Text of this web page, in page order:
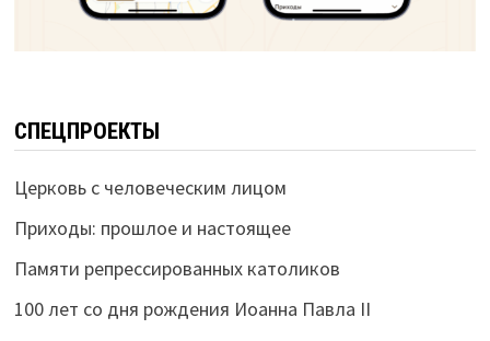
СПЕЦПРОЕКТЫ
Церковь с человеческим лицом
Приходы: прошлое и настоящее
Памяти репрессированных католиков
100 лет со дня рождения Иоанна Павла II